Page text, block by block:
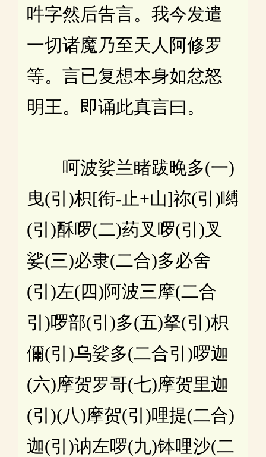
吽字然后告言。我今发遣
一切诸魔乃至天人阿修罗
等。言已复想本身如忿怒
明王。即诵此真言曰。
呵波娑兰睹跋晚多(一)
曳(引)枳[衔-止+山]祢(引)嚩
(引)酥啰(二)药叉啰(引)叉
娑(三)必隶(二合)多必舍
(引)左(四)阿波三摩(二合
引)啰部(引)多(五)拏(引)枳
儞(引)乌娑多(二合引)啰迦
(六)摩贺罗哥(七)摩贺里迦
(引)(八)摩贺(引)哩提(二合)
迦(引)讷左啰(九)钵哩沙(二